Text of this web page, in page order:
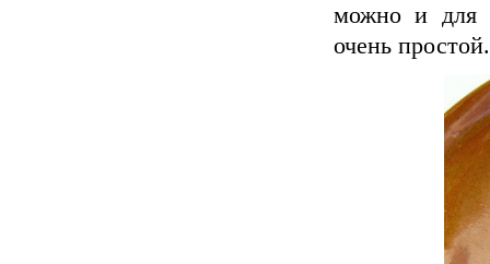
можно и для
очень